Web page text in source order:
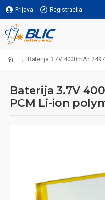
Prijava Registracija
Baterija 3.7V 4000mAh
Baterija 3.7V
PCM Li-ion